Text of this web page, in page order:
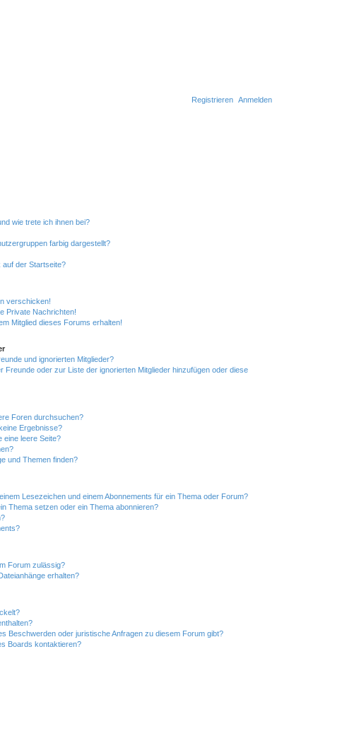
Anmelden
Registrieren
wie trete ich ihnen bei?
farbig dargestellt?
auf der Startseite?
verschicken!
Private Nachrichten!
Mitglied dieses Forums erhalten!
und ignorierten Mitglieder?
Freunde oder zur Liste der ignorierten Mitglieder hinzufügen oder diese
Foren durchsuchen?
Ergebnisse?
eine leere Seite?
und Themen finden?
Lesezeichen und einem Abonnements für ein Thema oder Forum?
Thema setzen oder ein Thema abonnieren?
Forum zulässig?
erhalten?
Beschwerden oder juristische Anfragen zu diesem Forum gibt?
Boards kontaktieren?